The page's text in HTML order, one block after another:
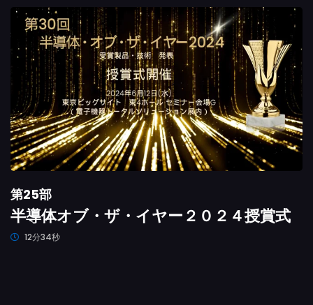
第25部
半導体オブ・ザ・イヤー２０２４授賞式
12分34秒